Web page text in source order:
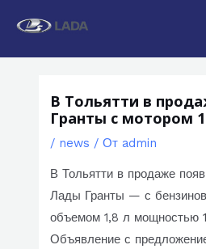
В Тольятти в
Гранты с мотором
/ news / От admin
В Тольятти в продаже
Лады Гранты — с
объемом 1,8 л мощностью
Объявление с